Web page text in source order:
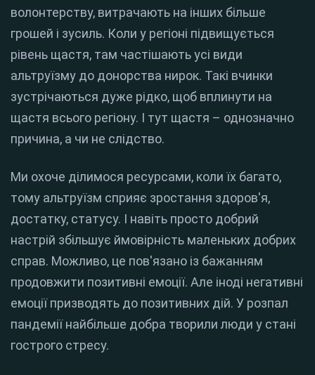
волонтерству, витрачають на інших більше
грошей і зусиль. Коли у регіоні підвищується
рівень щастя, там частішають усі види
альтруїзму до донорства нирок. Такі вчинки
зустрічаються дуже рідко, щоб вплинути на
щастя всього регіону. І тут щастя – однозначно
причина, а чи не слідство.
Ми охоче ділимося ресурсами, коли їх багато,
тому альтруїзм сприяє зростання здоров'я,
достатку, статусу. І навіть просто добрий
настрій збільшує ймовірність маленьких добрих
справ. Можливо, це пов'язано із бажанням
продовжити позитивні емоції. Але іноді негативні
емоції призводять до позитивних дій. У розпал
пандемії найбільше добра творили люди у стані
гострого стресу.